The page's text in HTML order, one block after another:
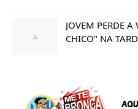
JOVEM PERDE
CHICO" NA